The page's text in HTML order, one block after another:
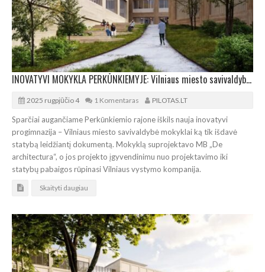
INOVATYVI MOKYKLA PERKŪNKIEMYJE: Vilniaus miesto savivaldybė išdavė leidimą statybai
2025 rugpjūčio 4 1 Komentaras PILOTAS.LT
Sparčiai augančiame Perkūnkiemio rajone iškils nauja inovatyvi
progimnazija – Vilniaus miesto savivaldybė mokyklai ką tik išdavė
statybą leidžiantį dokumentą. Mokyklą suprojektavo MB „De
architectura“, o jos projekto įgyvendinimu nuo projektavimo iki
statybų pabaigos rūpinasi Vilniaus vystymo kompanija.
Skaityti daugiau